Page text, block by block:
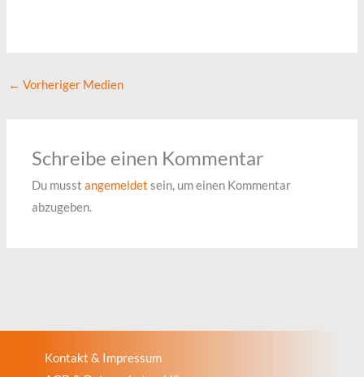
← Vorheriger Medien
Schreibe einen Kommentar
Du musstangemeldet sein, um einen Kommentar
abzugeben.
Kontakt & Impressum